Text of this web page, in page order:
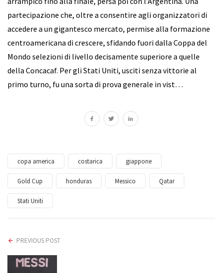
partecipazione che, oltre a consentire agli organizzatori di
accedere a un gigantesco mercato, permise alla formazione
centroamericana di crescere, sfidando fuori dalla Coppa del
Mondo selezioni di livello decisamente superiore a quelle
della Concacaf. Per gli Stati Uniti, usciti senza vittorie al
primo turno, fu una sorta di prova generale in vist…
copa america costarica giappone
Gold Cup honduras Messico Qatar
Stati Uniti
PREVIOUS POST